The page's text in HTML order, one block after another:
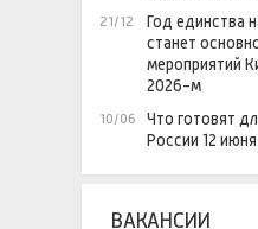
21/12
Год единства
станет
мероприятий
2026-м
10/06
Что готовят
России 12 июня
ВАКАНСИИ